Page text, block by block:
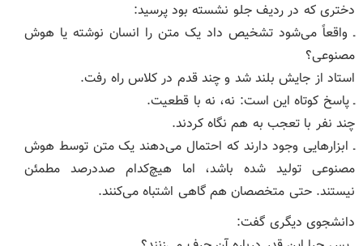
دختری که در ردیف جلو نشسته بود پرسید:
ـ واقعاً می‌شود تشخیص داد یک متن را انسان نوشته یا هوش
مصنوعی؟
استاد از جایش بلند شد و چند قدم در کلاس راه رفت.
ـ پاسخ کوتاه این است: نه، نه با قطعیت.
چند نفر با تعجب به هم نگاه کردند.
ـ ابزارهایی وجود دارند که احتمال می‌دهند یک متن توسط هوش
مصنوعی تولید شده باشد، اما هیچ‌کدام صددرصد مطمئن
نیستند. حتی متخصصان هم گاهی اشتباه می‌کنند.
دانشجوی دیگری گفت: